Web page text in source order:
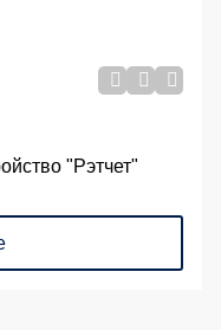
"Рэтчет"